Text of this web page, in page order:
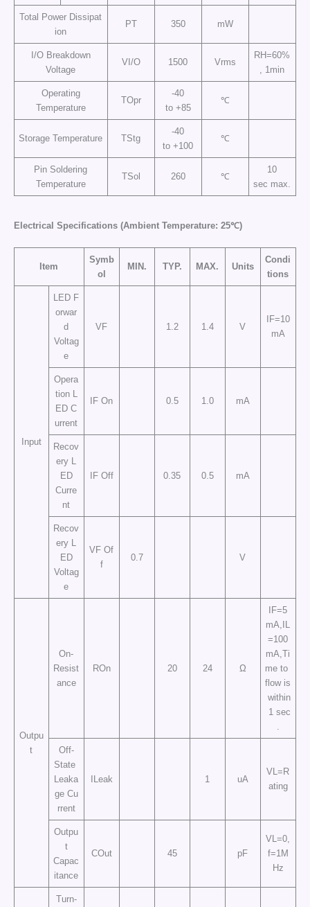
Total Power Dissipat
ion
PT 350 mW
I/O Breakdown
Voltage
VI/O 1500 Vrms
RH=60%
, 1min
Operating
Temperature
TOpr
-40
to +85
℃
Storage Temperature TStg
-40
to +100
℃
Pin Soldering
Temperature
TSol 260 ℃
10
sec max.
Electrical Specifications (Ambient Temperature: 25℃)
Item
Symb
ol
MIN. TYP. MAX. Units
Condi
tions
Input
LED F
orwar
d
Voltag
e
VF 1.2 1.4 V
IF=10
mA
Opera
tion L
ED C
urrent
IF On 0.5 1.0 mA
Recov
ery L
ED
Curre
nt
IF Off 0.35 0.5 mA
Recov
ery L
ED
Voltag
e
VF Of
f
0.7 V
Outpu
t
On-
Resist
ance
ROn 20 24 Ω
IF=5
mA,IL
=100
mA,Ti
me to
flow is
within
1 sec
Off-
State
Leaka
ge Cu
rrent
ILeak 1 uA
VL=R
ating
Outpu
t
Capac
itance
COut 45 pF
VL=0,
f=1M
Hz
Turn-